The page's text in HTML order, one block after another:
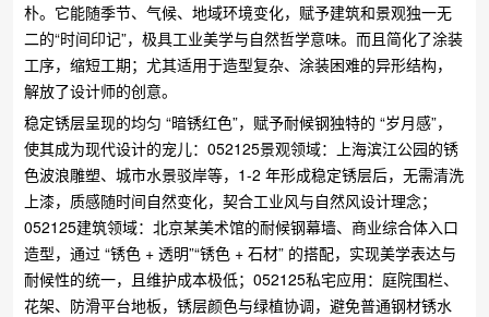
朴。它能随季节、气候、地域环境变化，赋予建筑和景观独一无
二的“时间印记”，极具工业美学与自然哲学意味。而且简化了涂装
工序，缩短工期；尤其适用于造型复杂、涂装困难的异形结构，
解放了设计师的创意。
稳定锈层呈现的均匀 “暗锈红色”，赋予耐候钢独特的 “岁月感”，
使其成为现代设计的宠儿：​052125景观领域：上海滨江公园的锈
色波浪雕塑、城市水景驳岸等，1-2 年形成稳定锈层后，无需清洗
上漆，质感随时间自然变化，契合工业风与自然风设计理念；​
052125建筑领域：北京某美术馆的耐候钢幕墙、商业综合体入口
造型，通过 “锈色 + 透明”“锈色 + 石材” 的搭配，实现美学表达与
耐候性的统一，且维护成本极低；​052125私宅应用：庭院围栏、
花架、防滑平台地板，锈层颜色与绿植协调，避免普通钢材锈水